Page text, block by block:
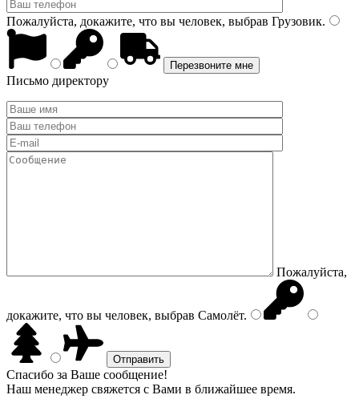
Пожалуйста, докажите, что вы человек, выбрав Грузовик.
Письмо директору
Пожалуйста,
докажите, что вы человек, выбрав Самолёт.
Спасибо за Ваше сообщение!
Наш менеджер свяжется с Вами в ближайшее время.